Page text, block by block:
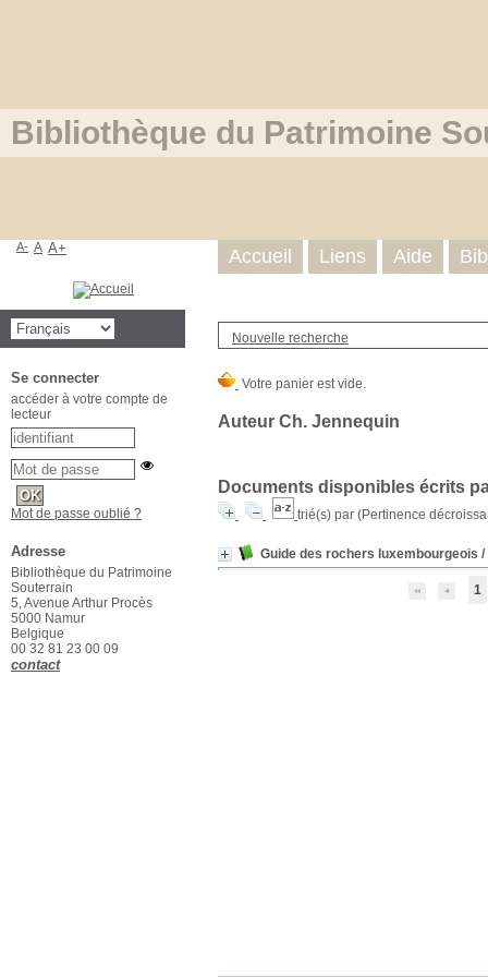
Bibliothèque du Patrimoine
Nouvelle recherche
Auteur Ch. Jennequin
Documents disponibles écrits
trié(s) par (Pertinence
Guide des rochers luxembourgeois /
1
Accueil Liens Aide
A- A A+
Se connecter
accéder à votre compte de
lecteur
Mot de passe oublié ?
Adresse
Bibliothèque du Patrimoine
Souterrain
5, Avenue Arthur Procès
5000 Namur
Belgique
00 32 81 23 00 09
contact